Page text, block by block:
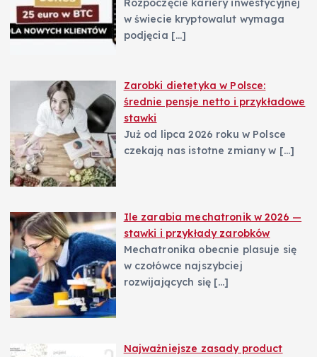
Rozpoczęcie kariery inwestycyjnej
w świecie kryptowalut wymaga
podjęcia […]
Zarobki dietetyka w Polsce:
średnie pensje netto i przykładowe
stawki
Już od lipca 2026 roku w Polsce
czekają nas istotne zmiany w […]
Ile zarabia mechatronik w 2026 —
stawki i przykłady zarobków
Mechatronika obecnie plasuje się
w czołówce najszybciej
rozwijających się […]
Najważniejsze zasady product